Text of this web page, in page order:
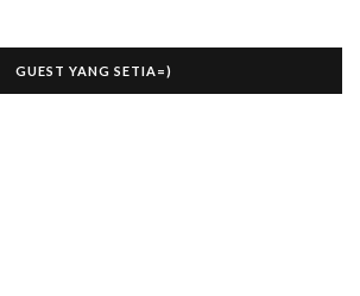
GUEST YANG SETIA=)